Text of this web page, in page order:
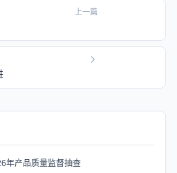
上一篇
年产品质量监督抽查